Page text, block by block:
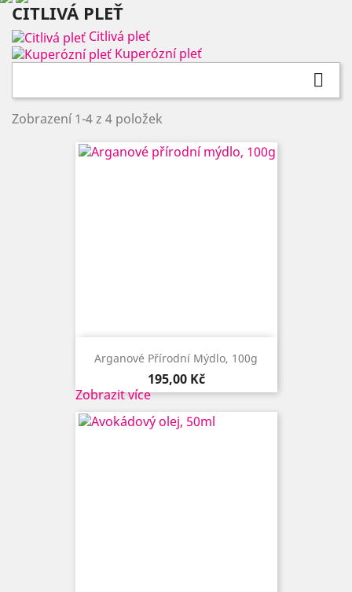
CITLIVÁ PLEŤ
Citlivá pleť
Kuperózní pleť

Zobrazení 1-4 z 4 položek
Arganové Přírodní Mýdlo, 100g
Cena
195,00 Kč
Zobrazit více